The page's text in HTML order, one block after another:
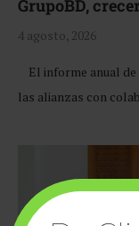
GrupoBD,
4 agosto, 2026
El informe anual
las alianzas con